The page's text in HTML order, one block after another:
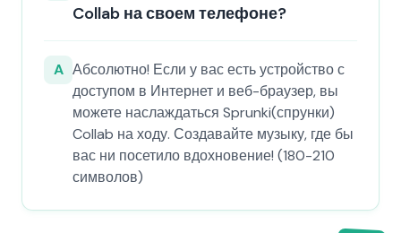
Collab на своем телефоне?
A Абсолютно! Если у вас есть устройство с
доступом в Интернет и веб-браузер, вы
можете наслаждаться Sprunki(спрунки)
Collab на ходу. Создавайте музыку, где бы
вас ни посетило вдохновение! (180-210
символов)